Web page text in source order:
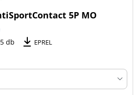
5P MO
db EPREL